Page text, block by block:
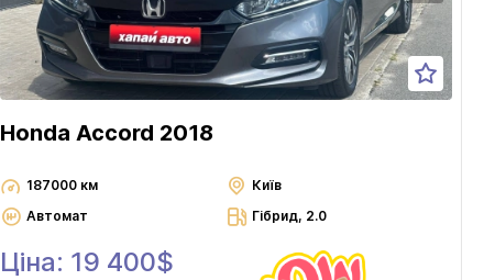
Honda Accord 2018
187000 км
Київ
Автомат
Гібрид, 2.0
Ціна: 19 400$